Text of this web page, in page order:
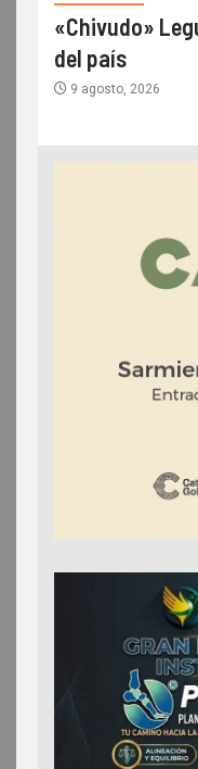
«Chivudo»
del país
9 agosto, 2026